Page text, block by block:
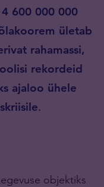
600 000 000
ületab
rahamassi,
rekordeid
ajaloo ühele
.
objektiks